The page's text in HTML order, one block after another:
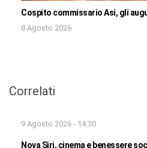
Cospito commissario Asi, gli
8 Agosto 2026
Correlati
9 Agosto 2026 - 14:30
Nova Siri, cinema e benessere